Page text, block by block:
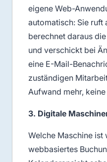
eigene Web-
automatisch: Sie ruft
berechnet daraus
und verschickt bei
eine E-Mail-
zuständigen
Aufwand mehr,
3. Digitale
Welche Maschine ist
webbasiertes